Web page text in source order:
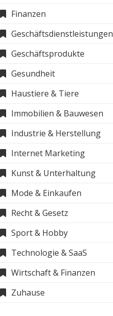
Finanzen
Geschäftsdienstleistungen
Geschäftsprodukte
Gesundheit
Haustiere & Tiere
Immobilien & Bauwesen
Industrie & Herstellung
Internet Marketing
Kunst & Unterhaltung
Mode & Einkaufen
Recht & Gesetz
Sport & Hobby
Technologie & SaaS
Wirtschaft & Finanzen
Zuhause